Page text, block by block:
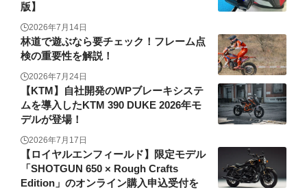
版】
2026年7月14日
林道で遊ぶなら要チェック！フレーム点
検の重要性を解説！
2026年7月24日
【KTM】自社開発のWPブレーキシステ
ムを導入したKTM 390 DUKE 2026年モ
デルが登場！
2026年7月17日
【ロイヤルエンフィールド】限定モデル
「SHOTGUN 650 × Rough Crafts
Edition」のオンライン購入申込受付を